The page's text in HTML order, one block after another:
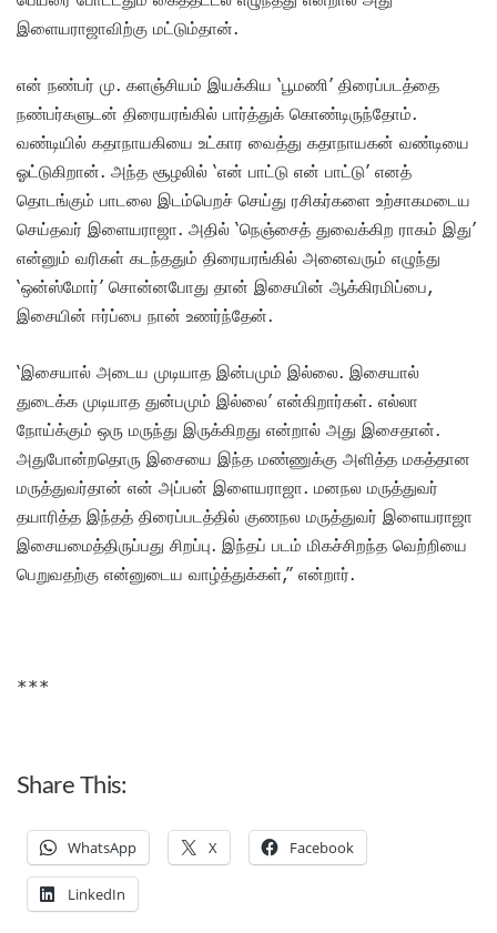
இளையராஜாவிற்கு மட்டும்தான்.
என் நண்பர் மு. களஞ்சியம் இயக்கிய ‘பூமணி’ திரைப்படத்தை
நண்பர்களுடன் திரையரங்கில் பார்த்துக் கொண்டிருந்தோம்.
வண்டியில் கதாநாயகியை உட்கார வைத்து கதாநாயகன் வண்டியை
ஓட்டுகிறான். அந்த சூழலில் ‘என் பாட்டு என் பாட்டு’ எனத்
தொடங்கும் பாடலை இடம்பெறச் செய்து ரசிகர்களை உற்சாகமடைய‌
செய்தவர் இளையராஜா. அதில் ‘நெஞ்சைத் துவைக்கிற ராகம் இது’
என்னும் வரிகள் கடந்ததும் திரையரங்கில் அனைவரும் எழுந்து
‘ஒன்ஸ்மோர்’ சொன்னபோது தான் இசையின் ஆக்கிரமிப்பை,
இசையின் ஈர்ப்பை‌ நான் உணர்ந்தேன்.
‘இசையால் அடைய முடியாத இன்பமும் இல்லை. இசையால்
துடைக்க முடியாத துன்பமும் இல்லை’ என்கிறார்கள். எல்லா
நோய்க்கும் ஒரு மருந்து இருக்கிறது என்றால் அது இசைதான்.
அதுபோன்றதொரு இசையை இந்த மண்ணுக்கு அளித்த மகத்தான
மருத்துவர்தான் என் அப்பன் இளையராஜா. மனநல மருத்துவர்
தயாரித்த இந்தத் திரைப்படத்தில் குணநல மருத்துவர் இளையராஜா
இசையமைத்திருப்பது சிறப்பு. இந்தப் படம் மிகச்சிறந்த வெற்றியை
பெறுவதற்கு என்னுடைய வாழ்த்துக்கள்,” என்றார்.
***
Share This:
WhatsApp X Facebook
LinkedIn